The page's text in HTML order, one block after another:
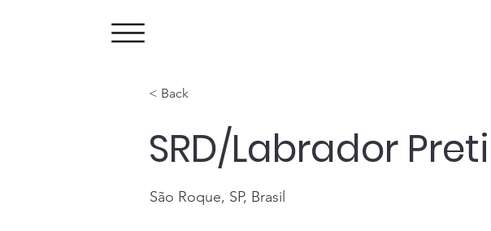
< Back
SRD/Labrador
São Roque, SP, Brasil